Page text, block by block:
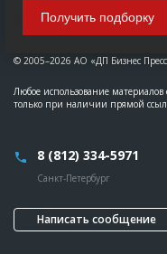
© 2005–2026 АО «ДП Бизнес
Любое использование материалов
только при наличии прямой
8 (812) 334-5971
Санкт-Петербург
Написать сообщение
Получить подборку